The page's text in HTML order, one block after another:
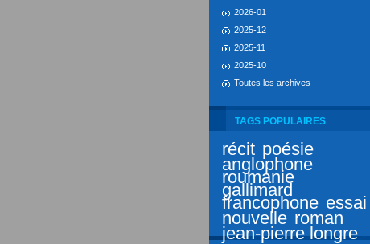
2026-01
2025-12
2025-11
2025-10
Toutes les archives
TAGS POPULAIRES
récit poésie
anglophone
roumanie
gallimard
francophone essai
nouvelle roman
jean-pierre longre